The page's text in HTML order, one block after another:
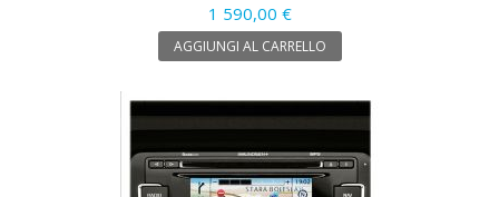
1 590,00 €
AGGIUNGI AL CARRELLO